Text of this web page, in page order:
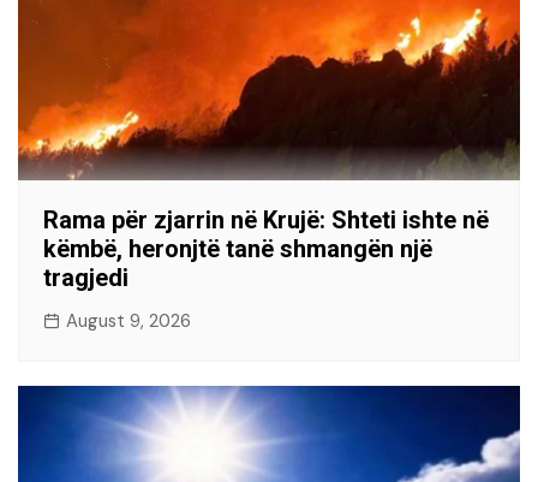
Rama për zjarrin në Krujë: Shteti ishte në
këmbë, heronjtë tanë shmangën një
tragjedi
August 9, 2026